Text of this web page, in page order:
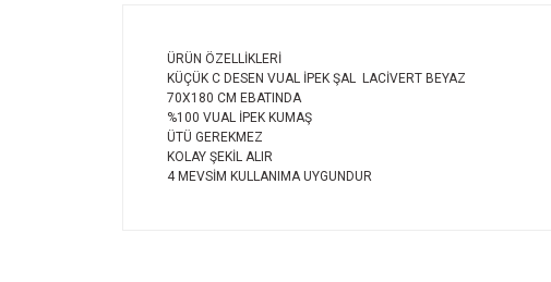
ÜRÜN ÖZELLİKLERİ
KÜÇÜK C DESEN VUAL İPEK ŞAL LACİVERT BEYAZ
70X180 CM EBATINDA
%100 VUAL İPEK KUMAŞ
ÜTÜ GEREKMEZ
KOLAY ŞEKİL ALIR
4 MEVSİM KULLANIMA UYGUNDUR